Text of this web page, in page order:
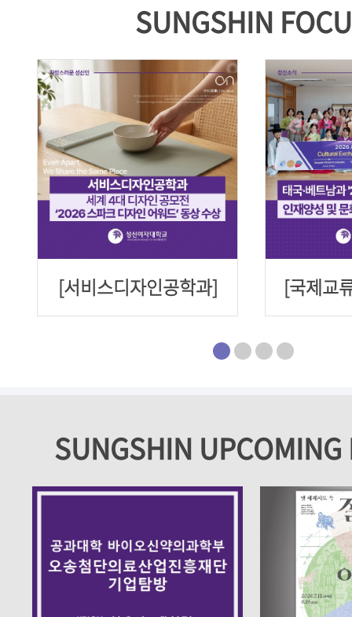
SUNGSHIN
[서비스디자인공학과]
세계 4대 디자인 공모
[국제교
·베트
한-아세
SUNGSHIN UPCOMING